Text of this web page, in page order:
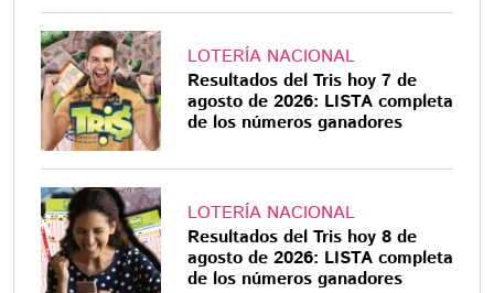
LOTERÍA NACIONAL
Resultados del Tris hoy 7 de
agosto de 2026: LISTA completa
de los números ganadores
LOTERÍA NACIONAL
Resultados del Tris hoy 8 de
agosto de 2026: LISTA completa
de los números ganadores